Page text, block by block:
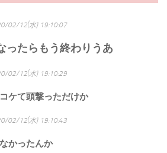
02/12(水) 19:10:07
ったらもう終わりうあ
02/12(水) 19:10:29
ケて頭撃っただけか
02/12(水) 19:10:43
かったんか